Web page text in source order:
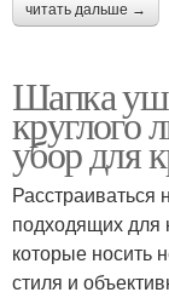
читать дальше →
Шапка
круглого
убор для
Расстраиваться
подходящих для
которые носить
стиля и